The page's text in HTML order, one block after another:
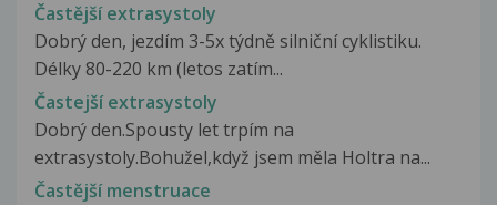
Častější extrasystoly
Dobrý den, jezdím 3-5x týdně silniční cyklistiku.
Délky 80-220 km (letos zatím...
Častejší extrasystoly
Dobrý den.Spousty let trpím na
extrasystoly.Bohužel,když jsem měla Holtra na...
Častější menstruace